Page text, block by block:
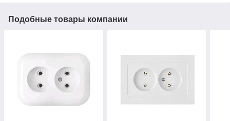
Подобные товары компании